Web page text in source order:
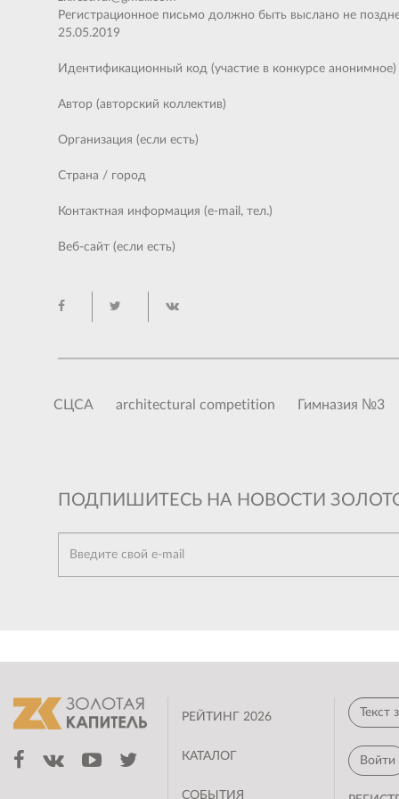
Регистрационное письмо должно быть выслано не
25.05.2019
Идентификационный код (участие в конкурсе анонимное)
Автор (авторский коллектив)
Организация (если есть)
Страна / город
Контактная информация (е-mail, тел.)
Веб-сайт (если есть)
СЦСА architectural competition Гимназия №3
ПОДПИШИТЕСЬ НА НОВОСТИ
РЕЙТИНГ 2026
КАТАЛОГ
СОБЫТИЯ
Войти